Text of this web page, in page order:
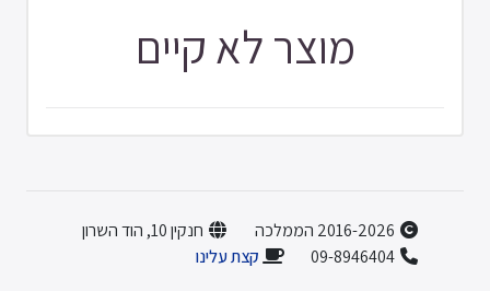
מוצר לא קיים
חנקין 10, הוד השרון
קצת עלינו